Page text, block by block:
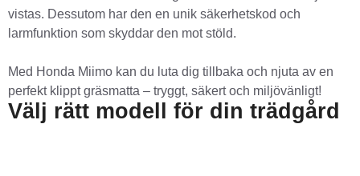
vistas. Dessutom har den en unik säkerhetskod och
larmfunktion som skyddar den mot stöld.
Med Honda Miimo kan du luta dig tillbaka och njuta av en
perfekt klippt gräsmatta – tryggt, säkert och miljövänligt!
Välj rätt modell för din trädgård